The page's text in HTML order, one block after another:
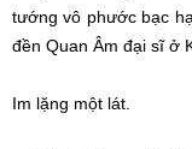
tướng vô phước bạc
đền Quan Âm đại sĩở
Im lặng một lát.